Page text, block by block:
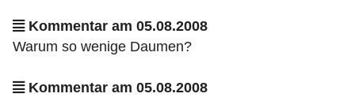
Kommentar am 05.08.2008
Warum so wenige Daumen?
Kommentar am 05.08.2008